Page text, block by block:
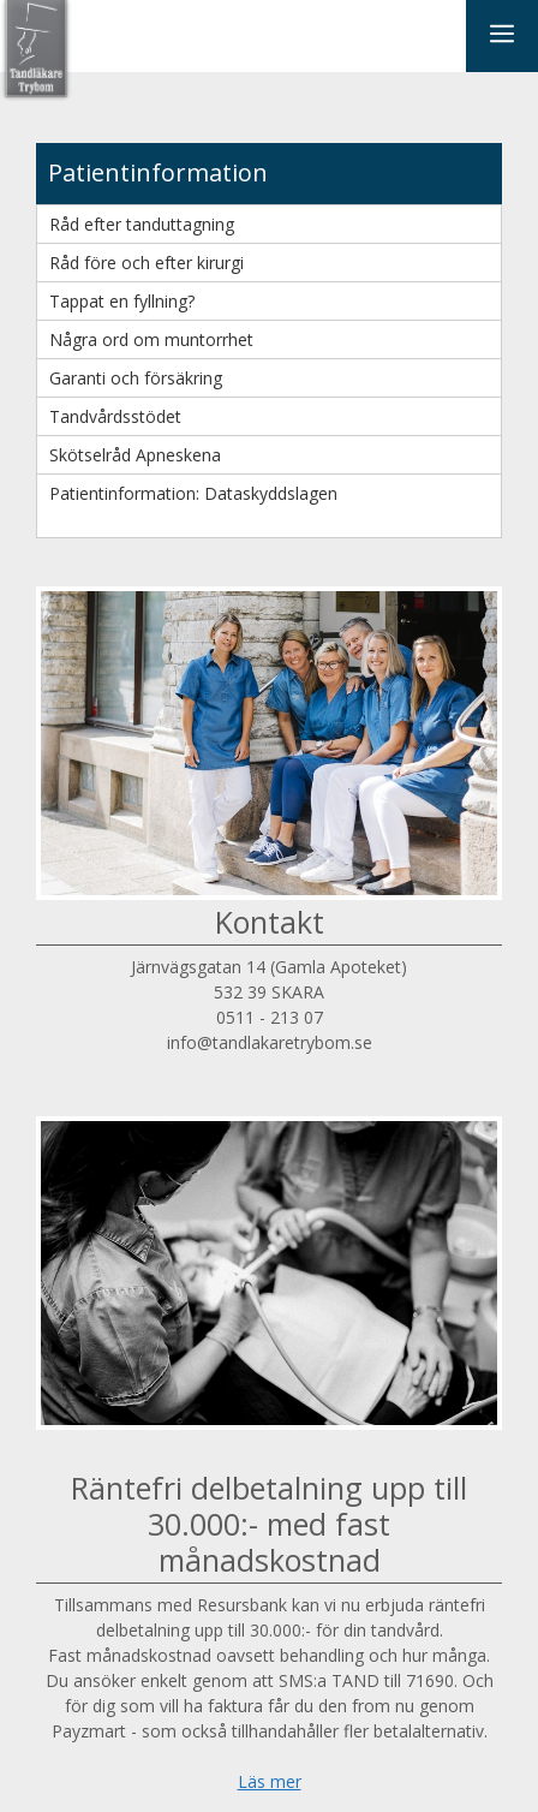
Hoppa
innehåll
Patientinformation
Råd efter tanduttagning
Råd före och efter kirurgi
Tappat en fyllning?
Några ord om muntorrhet
Garanti och försäkring
Tandvårdsstödet
Skötselråd Apneskena
Patientinformation: Dataskyddslagen
Kontakt
Järnvägsgatan 14 (Gamla Apoteket)
532 39 SKARA
0511 - 213 07
info@tandlakaretrybom.se
Räntefri delbetalning upp till
30.000:- med fast
månadskostnad
Tillsammans med Resursbank kan vi nu erbjuda räntefri
delbetalning upp till 30.000:- för din tandvård.
Fast månadskostnad oavsett behandling och hur många.
Du ansöker enkelt genom att SMS:a TAND till 71690. Och
för dig som vill ha faktura får du den from nu genom
Payzmart - som också tillhandahåller fler betalalternativ.
Läs mer